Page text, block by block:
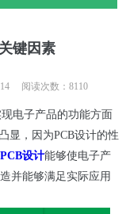
键因素
14 阅读次数：8110
电子产品的功能方面
显，因为PCB设计的性
PCB设计能够使电子产
并能够满足实际应用